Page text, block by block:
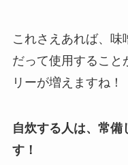
これさえあれば、味
だって使用すること
リーが増えますね！
自炊する人は、常備
す！